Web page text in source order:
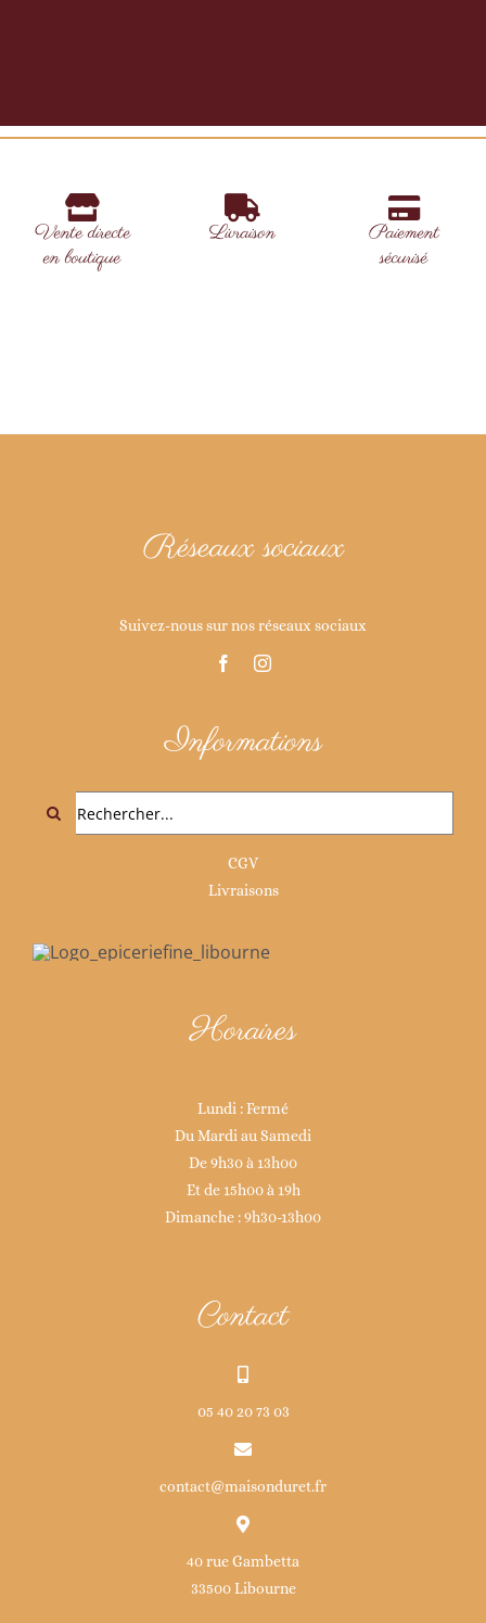
Vente directe
en boutique
Livraison
Paiement
sécurisé
Réseaux sociaux
Suivez-nous sur nos réseaux sociaux
Informations
Rechercher:
CGV
Livraisons
Horaires
Lundi : Fermé
Du Mardi au Samedi
De 9h30 à 13h00
Et de 15h00 à 19h
Dimanche : 9h30-13h00
Contact
05 40 20 73 03
contact@maisonduret.fr
40 rue Gambetta
33500 Libourne